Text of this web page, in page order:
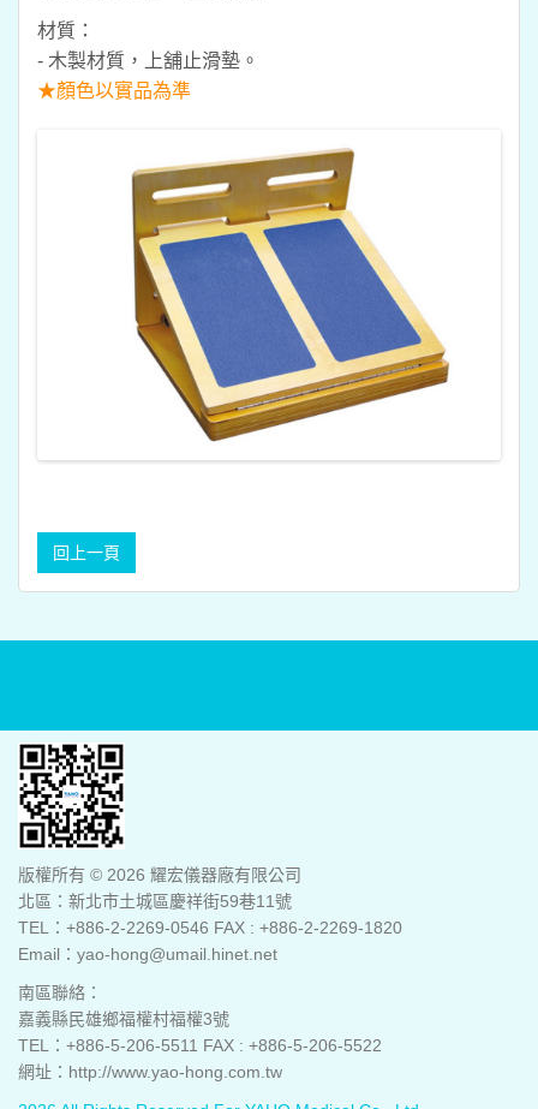
材質：
- 木製材質，上舖止滑墊。
★顏色以實品為準
版權所有 © 2026 耀宏儀器廠有限公司
北區：新北市土城區慶祥街59巷11號
TEL：+886-2-2269-0546 FAX : +886-2-2269-1820
Email：yao-hong@umail.hinet.net
南區聯絡：
嘉義縣民雄鄉福權村福權3號
TEL：+886-5-206-5511 FAX : +886-5-206-5522
網址：http://www.yao-hong.com.tw